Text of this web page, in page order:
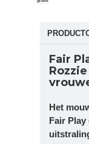
Fair
Rozzie
Het
Fair Play